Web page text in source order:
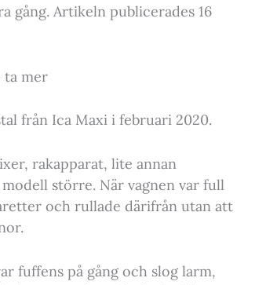
gång. Artikeln publicerades 16
ta mer
från Ica Maxi i februari 2020.
rakapparat, lite annan
större. När vagnen var full
och rullade därifrån utan att
fuffens på gång och slog larm,